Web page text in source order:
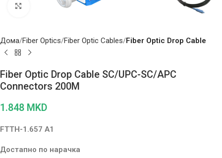
Click to enlarge
Дома Fiber Optics Fiber Optic Cables Fiber Optic Drop Cable
Fiber Optic Drop Cable SC/UPC-SC/APC
Connectors 200M
1.848 MKD
FTTH-1.657 A1
Достапно по нарачка